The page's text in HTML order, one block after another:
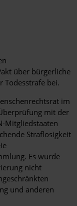
über bürgerliche
Todesstrafe bei.
im
mit der
Mitgliedstaaten
Straflosigkeit
Es wurde
nicht
und anderen